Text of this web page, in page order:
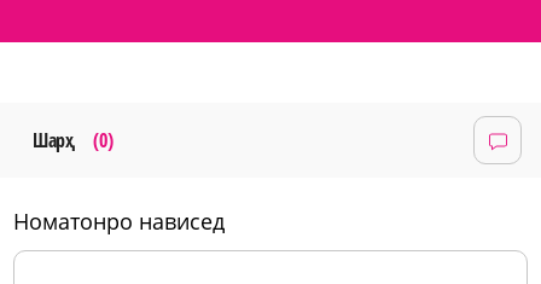
Шарҳ (0)
номатонро нависед